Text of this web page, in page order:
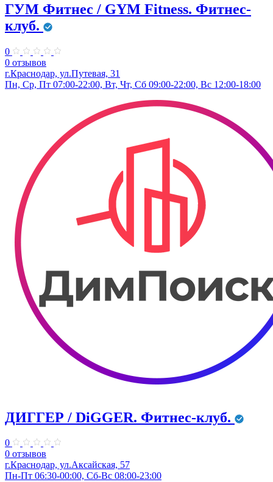
ГУМ Фитнес / GYM Fitness. Фитнес-
клуб.
0
0 отзывов
г.Краснодар, ул.Путевая, 31
Пн, Ср, Пт 07:00-22:00, Вт, Чт, Сб 09:00-22:00, Вс 12:00-18:00
ДИГГЕР / DiGGER. Фитнес-клуб.
0
0 отзывов
г.Краснодар, ул.Аксайская, 57
Пн-Пт 06:30-00:00, Сб-Вс 08:00-23:00